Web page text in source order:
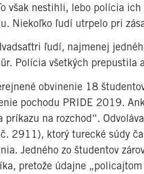
však nestihli, lebo polícia
Niekoľko ľudí utrpelo pri
ľudí, najmenej
Polícia všetkých prepustila
obvinenie 18
pochodu PRIDE 2019.
príkazu na rozchod“.
2911), ktorý turecké súdy
Jedného zo študentov
pretože údajne